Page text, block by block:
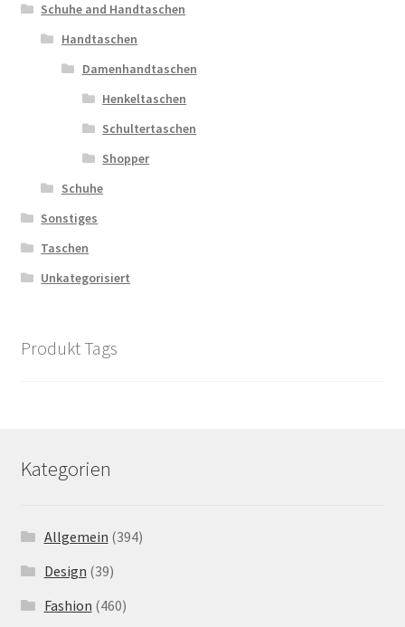
Schuhe and Handtaschen
Handtaschen
Damenhandtaschen
Henkeltaschen
Schultertaschen
Shopper
Schuhe
Sonstiges
Taschen
Unkategorisiert
Produkt Tags
Kategorien
Allgemein (394)
Design (39)
Fashion (460)